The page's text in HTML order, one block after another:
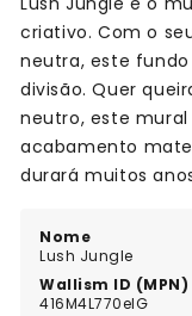
Nome
Lush Jungle
Wallism ID (MPN)
416M4L770elG
criativo. Com o
neutra, este
divisão. Quer
neutro, este
acabamento
durará muitos